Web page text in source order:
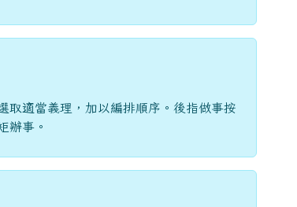
取適當義理，加以編排順序。後指做事按
辦事。